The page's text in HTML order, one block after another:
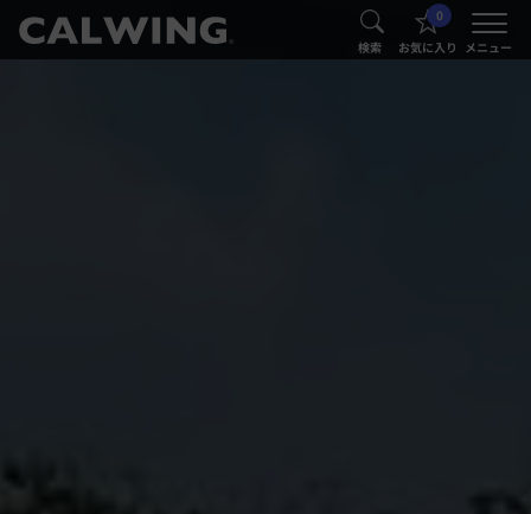
® 検索
0
お気に入り メニュー
®